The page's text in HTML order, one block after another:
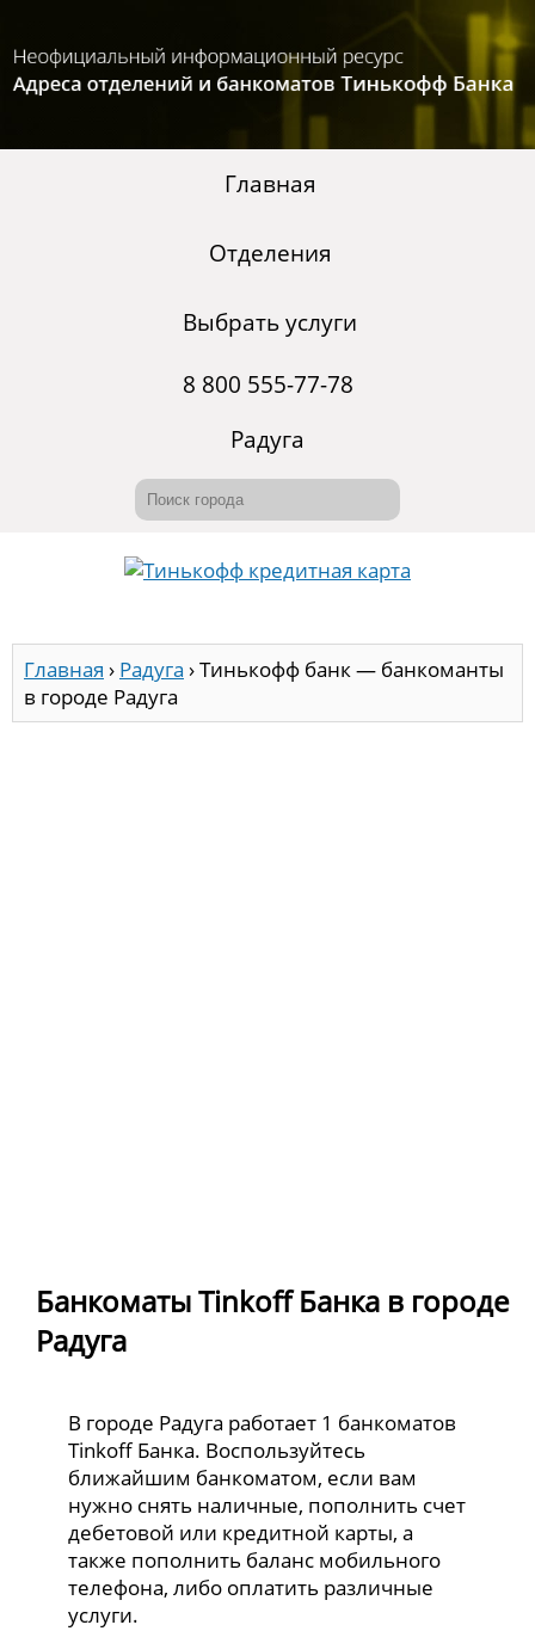
Главная
Отделения
Выбрать услуги
8 800 555-77-78
Радуга
Главная › Радуга ›Тинькофф банк — банкоманты
в городе Радуга
Банкоматы Tinkoff Банка в городе
Радуга
В городе Радуга работает 1 банкоматов
Tinkoff Банка. Воспользуйтесь
ближайшим банкоматом, если вам
нужно снять наличные, пополнить счет
дебетовой или кредитной карты, а
также пополнить баланс мобильного
телефона, либо оплатить различные
услуги.